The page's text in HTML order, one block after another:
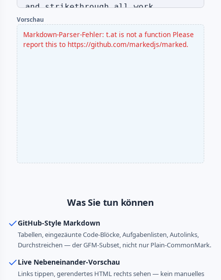
Vorschau
Markdown-Parser-Fehler: t.at is not a function Please
report this to https://github.com/markedjs/marked.
Was Sie tun können
GitHub-Style Markdown
Tabellen, eingezäunte Code-Blöcke, Aufgabenlisten, Autolinks,
Durchstreichen — der GFM-Subset, nicht nur Plain-CommonMark.
Live Nebeneinander-Vorschau
Links tippen, gerendertes HTML rechts sehen — kein manuelles